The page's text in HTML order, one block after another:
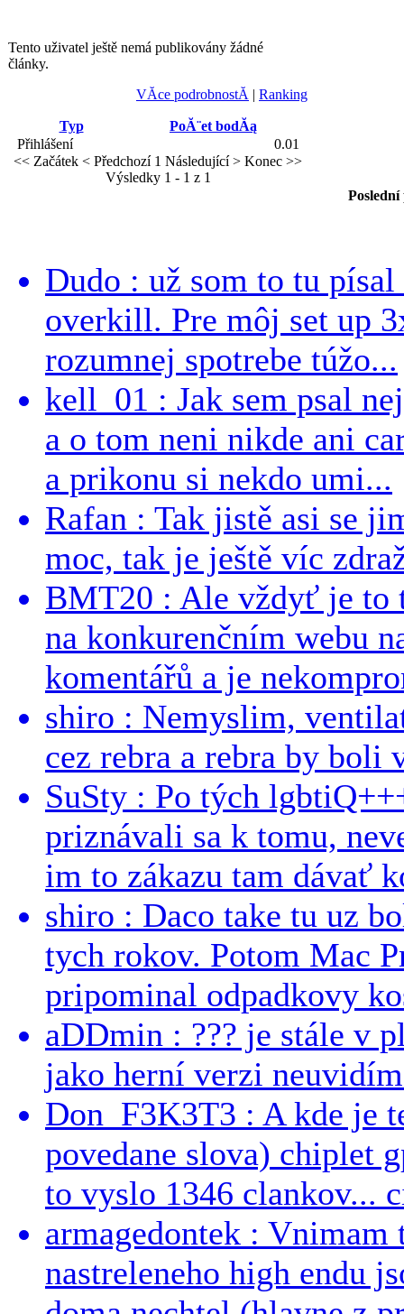
Tento uživatel ještě nemá publikovány žádné
články.
VĂ­ce podrobnostĂ­ | Ranking
Typ
PoĂ¨et bodĂą
Přihlášení
0.01
<< Začátek < Předchozí 1 Následující > Konec >>
Výsledky 1 - 1 z 1
Dudo : už som to tu
overkill. Pre môj set up
rozumnej spotrebe túžo...
kell_01 : Jak sem psal
a o tom neni nikde ani
a prikonu si nekdo umi...
Rafan : Tak jistě asi se
moc, tak je ještě víc
BMT20 : Ale vždyť je to
na konkurenčním webu
komentářů a je
shiro : Nemyslim,
cez rebra a rebra by boli
SuSty : Po tých
priznávali sa k tomu,
im to zákazu tam dávať
shiro : Daco take tu uz
tych rokov. Potom Mac
pripominal odpadkovy
aDDmin : ??? je stále v
jako herní verzi
Don_F3K3T3 : A kde je
povedane slova) chiplet
to vyslo 1346 clankov...
armagedontek : Vnimam
nastreleneho high endu